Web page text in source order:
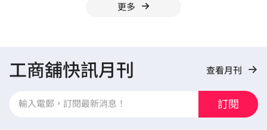
更多
工商舖快訊月刊 查看月刊
訂閱